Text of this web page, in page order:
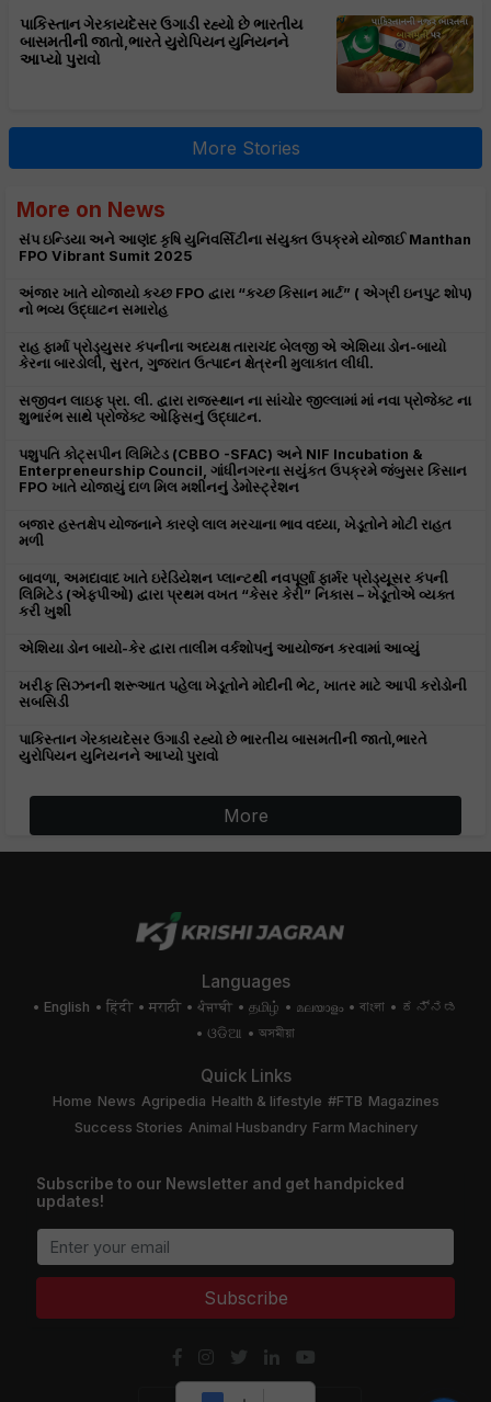
પાકિસ્તાન ગેરકાયદેસર ઉગાડી રહ્યો છે ભારતીય
બાસમતીની જાતો,ભારતે યુરોપિયન યુનિયનને
આપ્યો પુરાવો
More Stories
More on News
સંપ ઇન્ડિયા અને આણંદ કૃષિ યુનિવર્સિટીના સંયુક્ત ઉપક્રમે યોજાઈ Manthan
FPO Vibrant Sumit 2025
અંજાર ખાતે યોજાયો કચ્છ FPO દ્વારા “કચ્છ કિસાન માર્ટ” ( એગ્રી ઇનપુટ શોપ)
નો ભવ્ય ઉદ્ઘાટન સમારોહ
રાહ ફાર્મા પ્રોડ્યુસર કંપનીના અધ્યક્ષ તારાચંદ બેલજી એ એશિયા ડોન-બાયો
કેરના બારડોલી, સુરત, ગુજરાત ઉત્પાદન ક્ષેત્રની મુલાકાત લીધી.
સજીવન લાઇફ પ્રા. લી. દ્વારા રાજસ્થાન ના સાંચોર જીલ્લામાં માં નવા પ્રોજેક્ટ ના
શુભારંભ સાથે પ્રોજેક્ટ ઓફિસનું ઉદ્ઘાટન.
પશુપતિ કોટ્સપીન લિમિટેડ (CBBO -SFAC) અને NIF Incubation &
Enterpreneurship Council, ગાંધીનગરના સયુંકત ઉપક્રમે જંબુસર કિસાન
FPO ખાતે યોજાયું દાળ મિલ મશીનનું ડેમોસ્ટ્રેશન
બજાર હસ્તક્ષેપ યોજનાને કારણે લાલ મરચાના ભાવ વધ્યા, ખેડૂતોને મોટી રાહત
મળી
બાવળા, અમદાવાદ ખાતે ઇરેડિયેશન પ્લાન્ટથી નવપૂર્ણા ફાર્મર પ્રોડ્યૂસર કંપની
લિમિટેડ (એફપીઓ) દ્વારા પ્રથમ વખત “કેસર કેરી” નિકાસ – ખેડૂતોએ વ્યક્ત
કરી ખુશી
એશિયા ડોન બાયો-કેર દ્વારા તાલીમ વર્કશોપનું આયોજન કરવામાં આવ્યું
ખરીફ સિઝનની શરૂઆત પહેલા ખેડૂતોને મોદીની ભેટ, ખાતર માટે આપી કરોડોની
સબસિડી
પાકિસ્તાન ગેરકાયદેસર ઉગાડી રહ્યો છે ભારતીય બાસમતીની જાતો,ભારતે
યુરોપિયન યુનિયનને આપ્યો પુરાવો
More
Languages
English हिंदी मराठी ਪੰਜਾਬੀ தமிழ் മലയാളം বাংলা
ಕನ್ನಡ
ଓଡିଆ
অসমীয়া
Quick Links
Home News Agripedia Health & lifestyle #FTB Magazines
Success Stories Animal Husbandry Farm Machinery
Subscribe to our Newsletter and get handpicked
updates!
Subscribe